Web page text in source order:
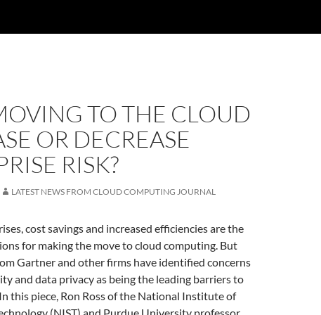
TO THE CLOUD
OR DECREASE
RISK?
LATEST NEWS FROM CLOUD COMPUTING JOURNAL
cost savings and increased efficiencies are the
for making the move to cloud computing. But
Gartner and other firms have identified concerns
and data privacy as being the leading barriers to
this piece, Ron Ross of the National Institute of